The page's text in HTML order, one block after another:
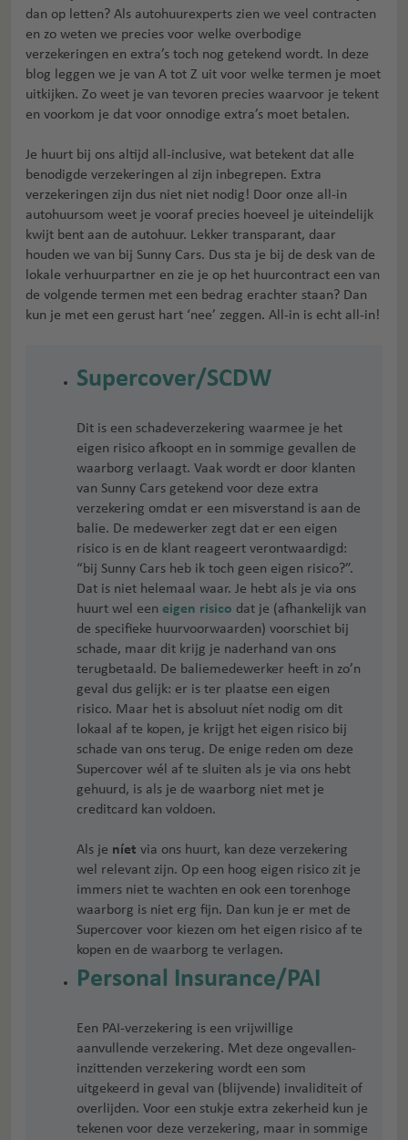
dan op letten? Als autohuurexperts zien we veel contracten
en zo weten we precies voor welke overbodige
verzekeringen en extra’s toch nog getekend wordt. In deze
blog leggen we je van A tot Z uit voor welke termen je moet
uitkijken. Zo weet je van tevoren precies waarvoor je tekent
en voorkom je dat voor onnodige extra’s moet betalen.
Je huurt bij ons altijd all-inclusive, wat betekent dat alle
benodigde verzekeringen al zijn inbegrepen. Extra
verzekeringen zijn dus niet niet nodig! Door onze all-in
autohuursom weet je vooraf precies hoeveel je uiteindelijk
kwijt bent aan de autohuur. Lekker transparant, daar
houden we van bij Sunny Cars. Dus sta je bij de desk van de
lokale verhuurpartner en zie je op het huurcontract een van
de volgende termen met een bedrag erachter staan? Dan
kun je met een gerust hart ‘nee’ zeggen. All-in is echt all-in!
Supercover/SCDW
Dit is een schadeverzekering waarmee je het
eigen risico afkoopt en in sommige gevallen de
waarborg verlaagt. Vaak wordt er door klanten
van Sunny Cars getekend voor deze extra
verzekering omdat er een misverstand is aan de
balie. De medewerker zegt dat er een eigen
risico is en de klant reageert verontwaardigd:
“bij Sunny Cars heb ik toch geen eigen risico?”.
Dat is niet helemaal waar. Je hebt als je via ons
huurt wel een eigen risico dat je (afhankelijk van
de specifieke huurvoorwaarden) voorschiet bij
schade, maar dit krijg je naderhand van ons
terugbetaald. De baliemedewerker heeft in zo’n
geval dus gelijk: er is ter plaatse een eigen
risico. Maar het is absoluut níet nodig om dit
lokaal af te kopen, je krijgt het eigen risico bij
schade van ons terug. De enige reden om deze
Supercover wél af te sluiten als je via ons hebt
gehuurd, is als je de waarborg niet met je
creditcard kan voldoen.
Als je níet via ons huurt, kan deze verzekering
wel relevant zijn. Op een hoog eigen risico zit je
immers niet te wachten en ook een torenhoge
waarborg is niet erg fijn. Dan kun je er met de
Supercover voor kiezen om het eigen risico af te
kopen en de waarborg te verlagen.
Personal Insurance/PAI
Een PAI-verzekering is een vrijwillige
aanvullende verzekering. Met deze ongevallen-
inzittenden verzekering wordt een som
uitgekeerd in geval van (blijvende) invaliditeit of
overlijden. Voor een stukje extra zekerheid kun je
tekenen voor deze verzekering, maar in sommige